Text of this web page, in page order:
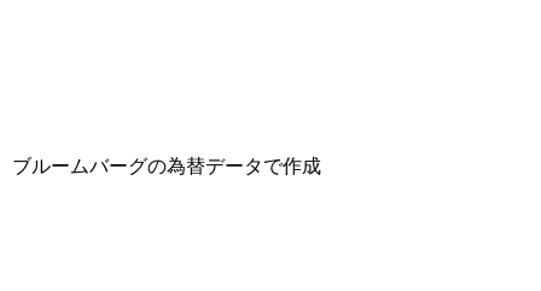
ブルームバーグの為替データで作成